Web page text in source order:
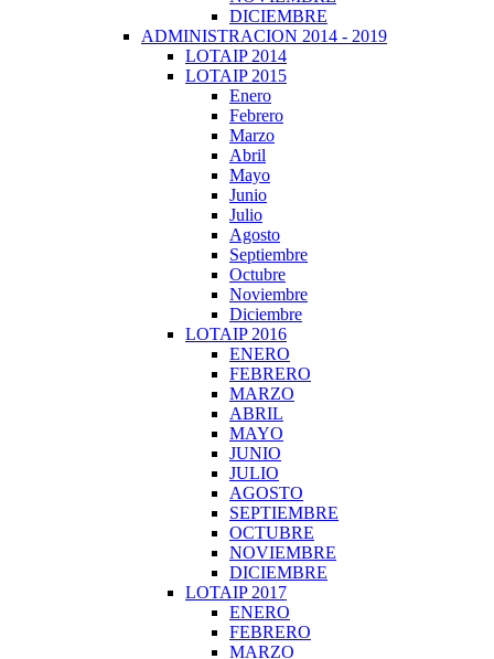
DICIEMBRE
ADMINISTRACION 2014 - 2019
LOTAIP 2014
LOTAIP 2015
Enero
Febrero
Marzo
Abril
Mayo
Junio
Julio
Agosto
Septiembre
Octubre
Noviembre
Diciembre
LOTAIP 2016
ENERO
FEBRERO
MARZO
ABRIL
MAYO
JUNIO
JULIO
AGOSTO
SEPTIEMBRE
OCTUBRE
NOVIEMBRE
DICIEMBRE
LOTAIP 2017
ENERO
FEBRERO
MARZO